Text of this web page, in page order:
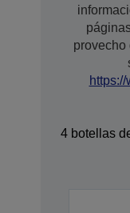
provecho
4 botellas